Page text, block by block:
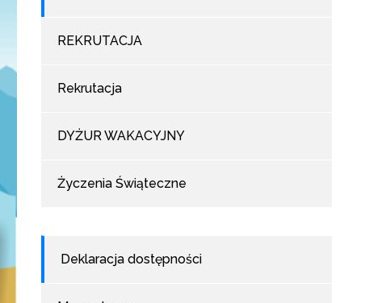
REKRUTACJA
Rekrutacja
DYŻUR WAKACYJNY
Życzenia Świąteczne
Deklaracja dostępności